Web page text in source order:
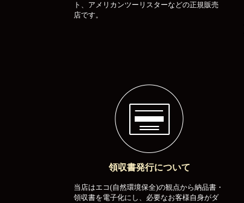
ト、アメリカンツーリスターなどの正規販売
店です。
領収書発行について
当店はエコ(自然環境保全)の観点から納品書・
領収書を電子化にし、必要なお客様自身がダ